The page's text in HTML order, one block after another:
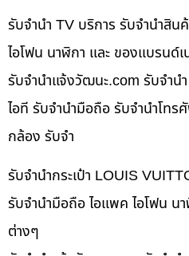
รับจำนำ TV บริการ รับจำนำสิน
ไอโฟน นาฬิกา และ ของแบรนด์
รับจํานําแจ้งวัฒนะ.com รับจำน
ไอที รับจำนำมือถือ รับจำนำโท
กล้อง รับจำ
รับจำนำกระเป๋า LOUIS
รับจำนำมือถือ ไอแพค ไอโฟน น
ต่างๆ